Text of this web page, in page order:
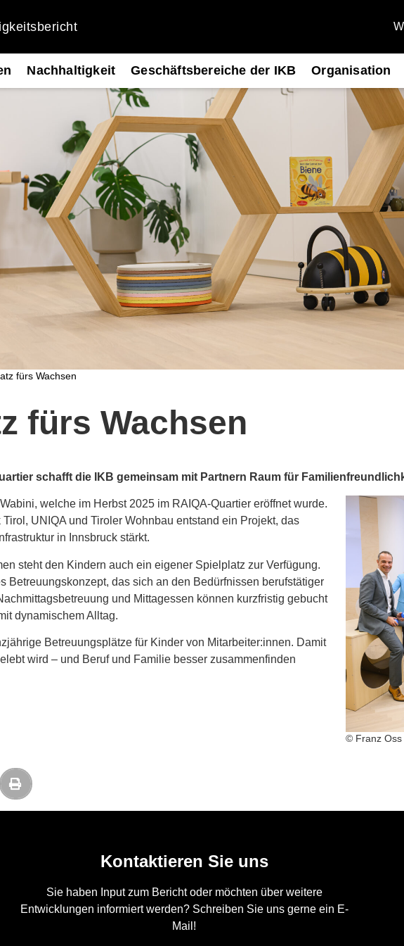
Nachhaltigkeit Geschäftsbereiche der IKB Organisation
fürs Wachsen
fürs Wachsen
schafft die IKB gemeinsam mit Partnern Raum für
welche im Herbst 2025 im RAIQA-Quartier eröffnet wurde.
UNIQA und Tiroler Wohnbau entstand ein Projekt, das
in Innsbruck stärkt.
steht den Kindern auch ein eigener Spielplatz zur Verfügung.
Betreuungskonzept, das sich an den Bedürfnissen berufstätiger
und Mittagessen können kurzfristig gebucht
dynamischem Alltag.
Betreuungsplätze für Kinder von Mitarbeiter:innen. Damit
wird – und Beruf und Familie besser zusammenfinden
© Franz Oss
Kontaktieren Sie uns
Sie haben Input zum Bericht oder möchten über weitere
Entwicklungen informiert werden? Schreiben Sie uns gerne ein E-
Mail!